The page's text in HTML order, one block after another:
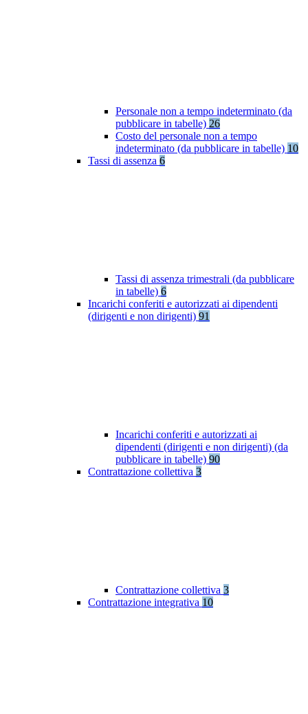
Personale non a tempo indeterminato (da
pubblicare in tabelle) 26
Costo del personale non a tempo
indeterminato (da pubblicare in tabelle) 10
Tassi di assenza 6
Tassi di assenza trimestrali (da pubblicare
in tabelle) 6
Incarichi conferiti e autorizzati ai dipendenti
(dirigenti e non dirigenti) 91
Incarichi conferiti e autorizzati ai
dipendenti (dirigenti e non dirigenti) (da
pubblicare in tabelle) 90
Contrattazione collettiva 3
Contrattazione collettiva 3
Contrattazione integrativa 10